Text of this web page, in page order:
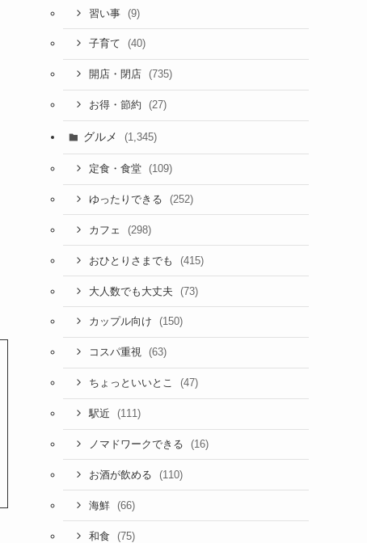
習い事 (9)
子育て (40)
開店・閉店 (735)
お得・節約 (27)
グルメ (1,345)
定食・食堂 (109)
ゆったりできる (252)
カフェ (298)
おひとりさまでも (415)
大人数でも大丈夫 (73)
カップル向け (150)
コスパ重視 (63)
ちょっといいとこ (47)
駅近 (111)
ノマドワークできる (16)
お酒が飲める (110)
海鮮 (66)
和食 (75)